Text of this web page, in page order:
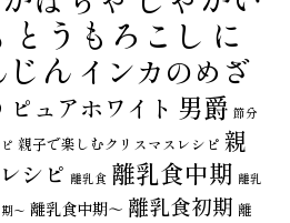
とうもろこし に
じん インカのめざ
ピュアホワイト 男爵 節分
親子で楽しむクリスマスレシピ 親
シピ 離乳食 離乳食中期 離乳
〜 離乳食中期～ 離乳食初期 離